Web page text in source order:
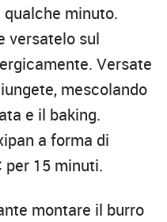
minuto.
versatelo sul
Versate
mescolando
e il baking.
a forma di
per 15 minuti.
montare il burro